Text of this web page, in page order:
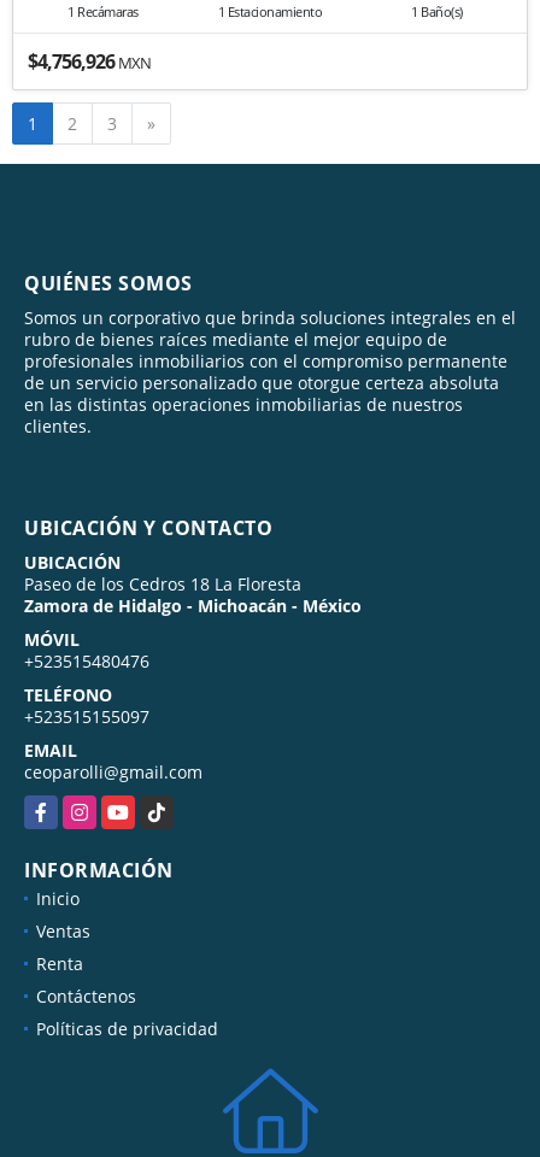
1 Recámaras 1 Estacionamiento 1 Baño(s)
$4,756,926MXN
1 2 3 »
QUIÉNES SOMOS
Somos un corporativo que brinda soluciones integrales en el
rubro de bienes raíces mediante el mejor equipo de
profesionales inmobiliarios con el compromiso permanente
de un servicio personalizado que otorgue certeza absoluta
en las distintas operaciones inmobiliarias de nuestros
clientes.
UBICACIÓN Y CONTACTO
UBICACIÓN
Paseo de los Cedros 18 La Floresta
Zamora de Hidalgo - Michoacán - México
MÓVIL
+523515480476
TELÉFONO
+523515155097
EMAIL
ceoparolli@gmail.com
FacebookInstagramYouTubeTikTok
INFORMACIÓN
Inicio
Ventas
Renta
Contáctenos
Políticas de privacidad